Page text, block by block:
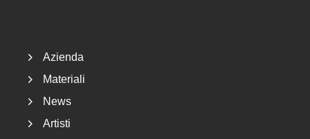
Azienda
Materiali
News
Artisti